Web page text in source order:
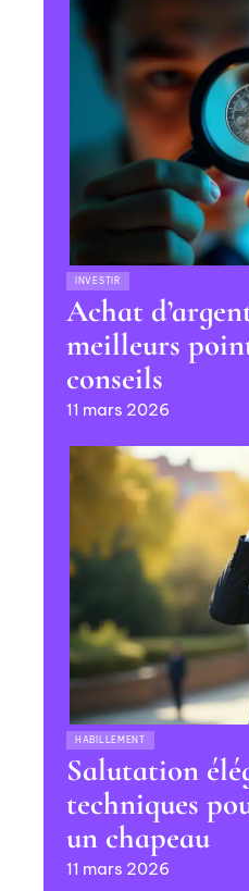
INVESTIR
Achat
meilleurs
conseils
11 mars 2026
HABILLEMENT
Salutation
techniques
un chapeau
11 mars 2026